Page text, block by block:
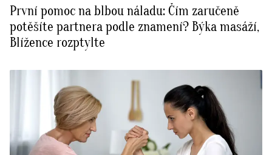
První pomoc na blbou náladu: Čím zaručeně
potěšíte partnera podle znamení? Býka masáží,
Blížence rozptylte